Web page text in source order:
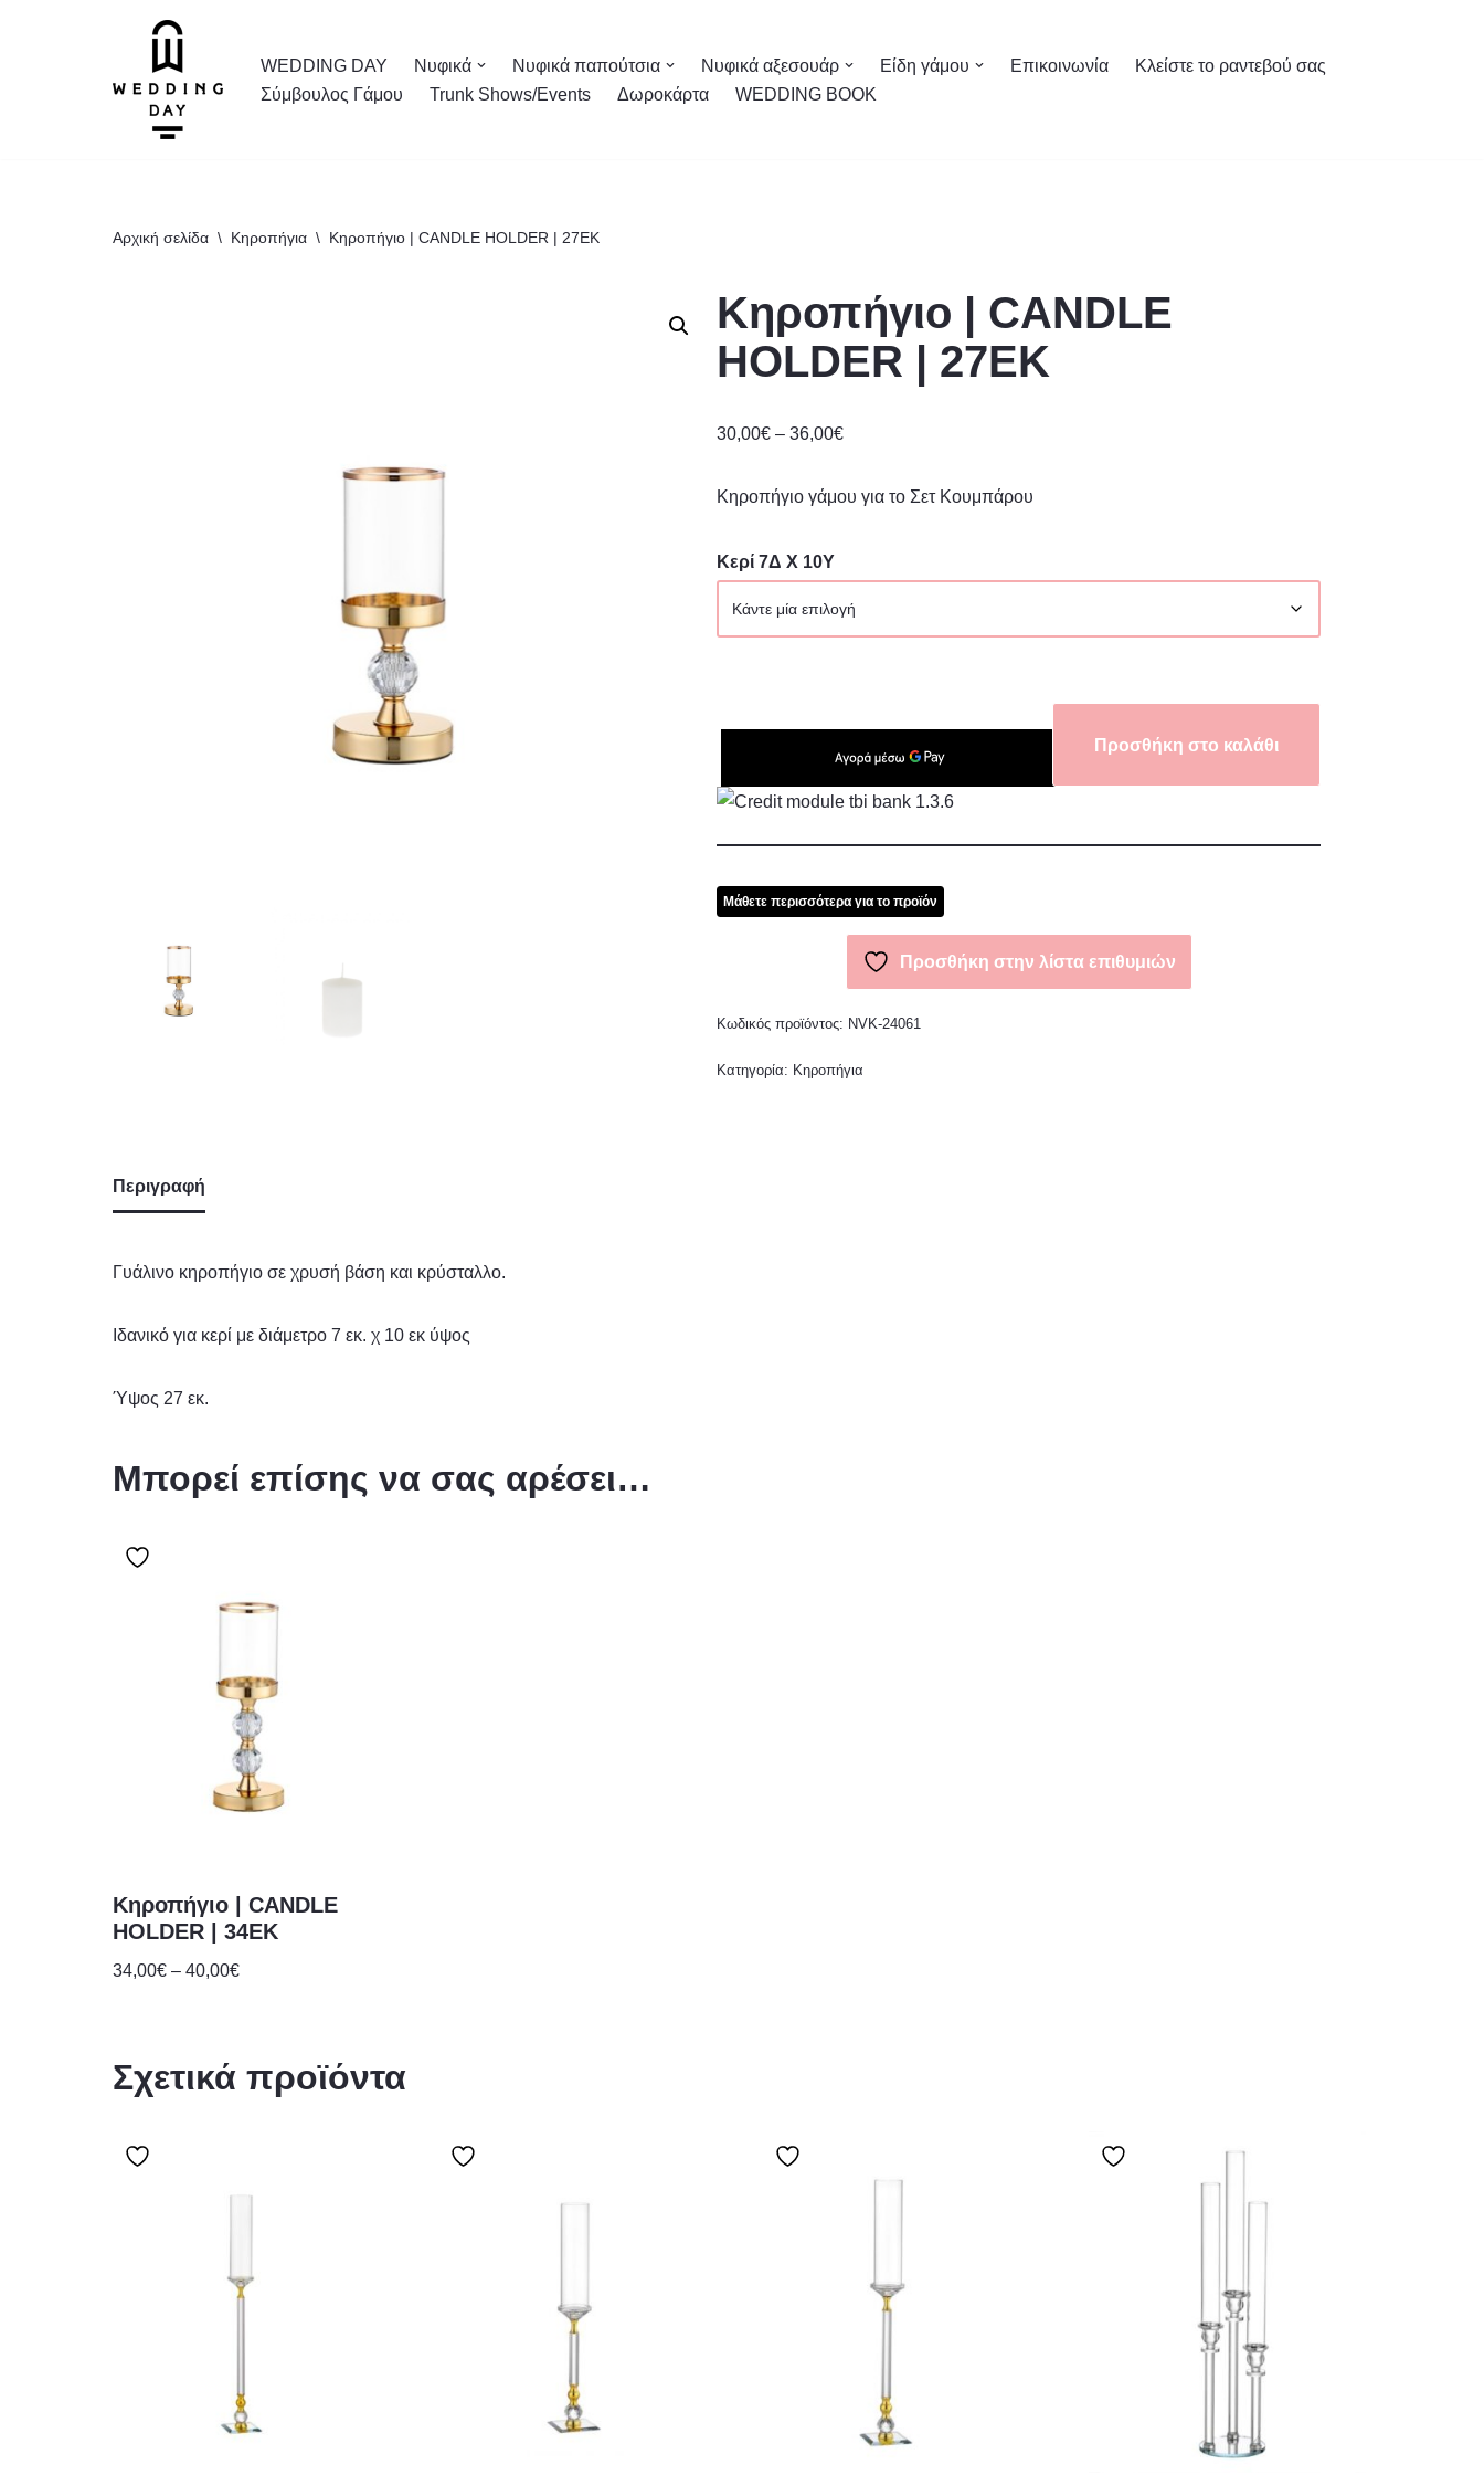
WEDDING DAY Νυφικά Νυφικά παπούτσια Νυφικά αξεσουάρ Είδη γάμου Επικοινωνία
Κλείστε το ραντεβού σας
Σύμβουλος Γάμου
Trunk Shows/Events Δωροκάρτα WEDDING BOOK
Αρχική σελίδα \ Κηροπήγια \ Κηροπήγιο | CANDLE HOLDER | 27EK
Κηροπήγιο | CANDLE
HOLDER | 27EK
30,00€ – 36,00€
Κηροπήγιο γάμου για το Σετ Κουμπάρου
Κερί 7Δ X 10Υ
Προσθήκη στο καλάθι
Μάθετε περισσότερα για το προϊόν
Προσθήκη στην λίστα επιθυμιών
Κωδικός προϊόντος: NVK-24061
Κατηγορία: Κηροπήγια
Περιγραφή
Γυάλινο κηροπήγιο σε χρυσή βάση και κρύσταλλο.
Ιδανικό για κερί με διάμετρο 7 εκ. χ 10 εκ ύψος
Ύψος 27 εκ.
Μπορεί επίσης να σας αρέσει…
Κηροπήγιο | CANDLE
HOLDER | 34EK
34,00€ – 40,00€
Σχετικά προϊόντα